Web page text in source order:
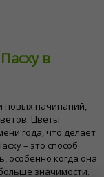
в
новых начинаний,
Цветы
года, что делает
– это способ
особенно когда она
значимости.